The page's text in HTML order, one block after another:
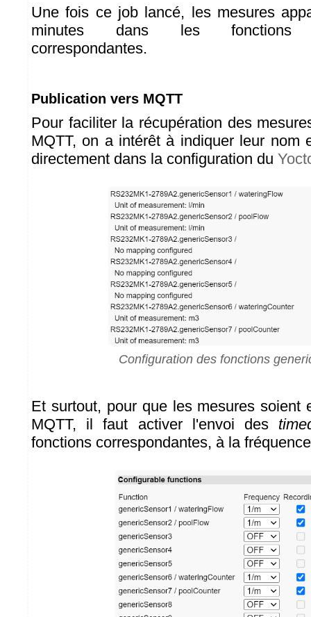
Une fois ce job lancé, les mesures
minutes dans les
correspondantes.
Publication vers MQTT
Pour faciliter la récupération des
MQTT, on a intérêt à indiquer leur nom
directement dans la configuration du
Configuration des fonctions
Et surtout, pour que les mesures soient
MQTT, il faut activer l'envoi des
fonctions correspondantes, à la